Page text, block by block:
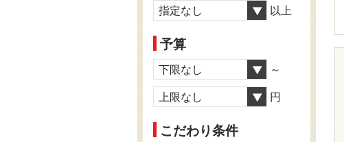
指定なし 以上
予算
下限なし ～
上限なし 円
こだわり条件